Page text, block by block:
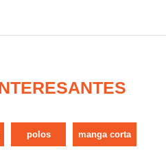
polos manga corta